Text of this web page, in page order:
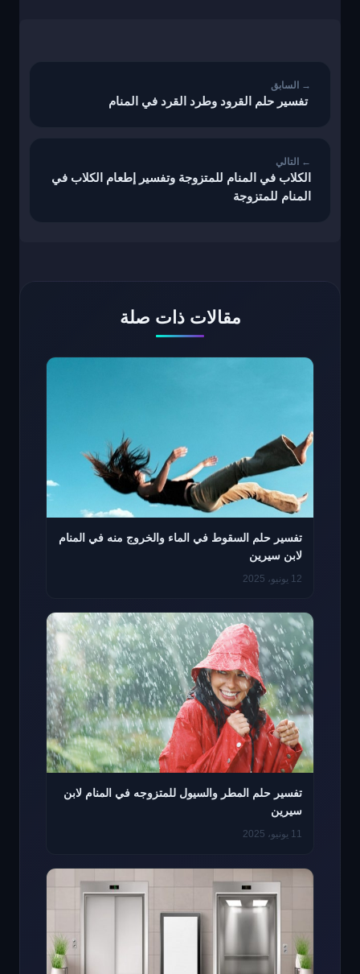
تفسير حلم القرود وطرد القرد في المنام
الكلاب في المنام للمتزوجة وتفسير إطعام الكلاب في
المنام للمتزوجة
مقالات ذات صلة
تفسير حلم السقوط في الماء والخروج منه في المنام
لابن سيرين
12 يونيو، 2025
تفسير حلم المطر والسيول للمتزوجه في المنام لابن
سيرين
11 يونيو، 2025